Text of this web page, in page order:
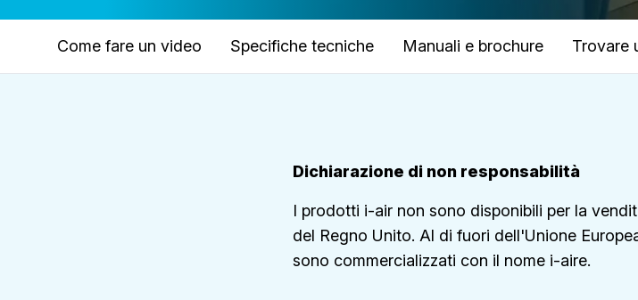
Come fare un video Specifiche tecniche Manuali e brochure Trovare
Dichiarazione di non responsabilità
I prodotti i-air non sono disponibili per la
del Regno Unito. Al di fuori dell'Unione
sono commercializzati con il nome i-aire.